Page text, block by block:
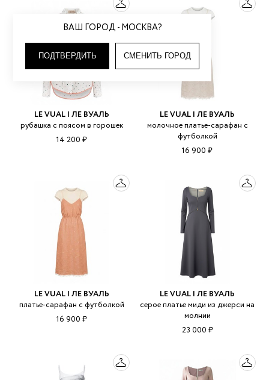
ВАШ ГОРОД - МОСКВА?
ПОДТВЕРДИТЬ СМЕНИТЬ ГОРОД
LE VUAL | ЛЕ ВУАЛЬ
рубашка с поясом в горошек
14 200 ₽
LE VUAL | ЛЕ ВУАЛЬ
молочное платье-сарафан с
футболкой
16 900 ₽
LE VUAL | ЛЕ ВУАЛЬ
платье-сарафан с футболкой
16 900 ₽
LE VUAL | ЛЕ ВУАЛЬ
серое платье миди из джерси на
молнии
23 000 ₽